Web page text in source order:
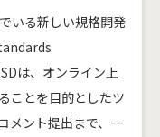
いる新しい規格開発
は、オンライン上
ことを目的としたツ
メント提出まで、一